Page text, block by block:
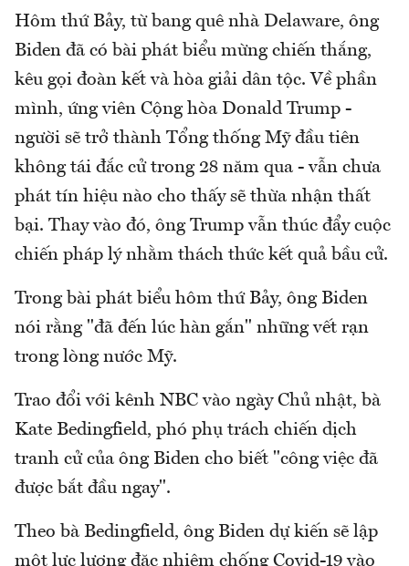
Hôm thứ Bảy, từ bang quê nhà Delaware, ông
Biden đã có bài phát biểu mừng chiến thắng,
kêu gọi đoàn kết và hòa giải dân tộc. Về phần
mình, ứng viên Cộng hòa Donald Trump -
người sẽ trở thành Tổng thống Mỹ đầu tiên
không tái đắc cử trong 28 năm qua - vẫn chưa
phát tín hiệu nào cho thấy sẽ thừa nhận thất
bại. Thay vào đó, ông Trump vẫn thúc đẩy cuộc
chiến pháp lý nhằm thách thức kết quả bầu cử.
Trong bài phát biểu hôm thứ Bảy, ông Biden
nói rằng "đã đến lúc hàn gắn" những vết rạn
trong lòng nước Mỹ.
Trao đổi với kênh NBC vào ngày Chủ nhật, bà
Kate Bedingfield, phó phụ trách chiến dịch
tranh cử của ông Biden cho biết "công việc đã
được bắt đầu ngay".
Theo bà Bedingfield, ông Biden dự kiến sẽ lập
một lực lượng đặc nhiệm chống Covid-19 vào